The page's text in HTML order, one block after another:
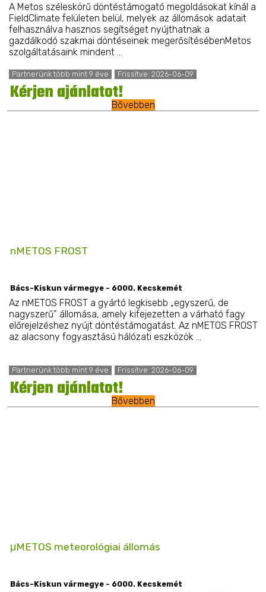
A Metos széleskörű döntéstámogató megoldásokat kínál a
FieldClimate felületen belül, melyek az állomások adatait
felhasználva hasznos segítséget nyújthatnak a
gazdálkodó szakmai döntéseinek megerősítésébenMetos
szolgáltatásaink mindent ...
Partnerünk több mint 9 éve Frissítve: 2026-06-09
Kérjen ajánlatot!Bővebben
nMETOS FROST
Bács-Kiskun vármegye - 6000. Kecskemét
Az nMETOS FROST a gyártó legkisebb „egyszerű, de
nagyszerű” állomása, amely kifejezetten a várható fagy
előrejelzéshez nyújt döntéstámogatást. Az nMETOS FROST
az alacsony fogyasztású hálózati eszközök ...
Partnerünk több mint 9 éve Frissítve: 2026-06-09
Kérjen ajánlatot!Bővebben
μMETOS meteorológiai állomás
Bács-Kiskun vármegye - 6000. Kecskemét